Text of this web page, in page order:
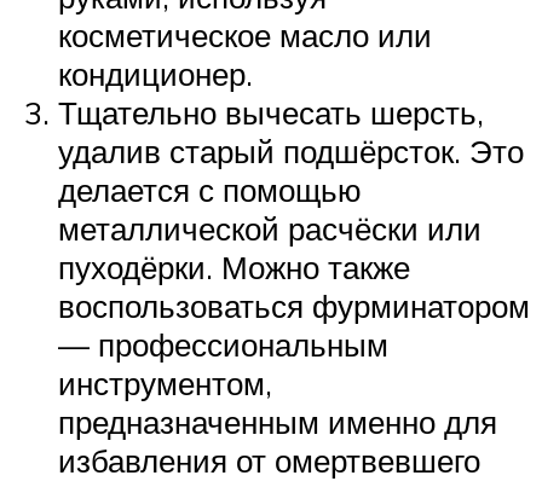
косметическое масло или
кондиционер.
Тщательно вычесать шерсть,
удалив старый подшёрсток. Это
делается с помощью
металлической расчёски или
пуходёрки. Можно также
воспользоваться фурминатором
— профессиональным
инструментом,
предназначенным именно для
избавления от омертвевшего